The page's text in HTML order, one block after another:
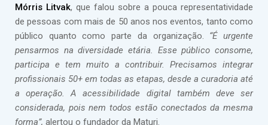
Mórris Litvak, que falou sobre a pouca representatividade
de pessoas com mais de 50 anos nos eventos, tanto como
público quanto como parte da organização. “É urgente
pensarmos na diversidade etária. Esse público consome,
participa e tem muito a contribuir. Precisamos integrar
profissionais 50+ em todas as etapas, desde a curadoria até
a operação. A acessibilidade digital também deve ser
considerada, pois nem todos estão conectados da mesma
forma”, alertou o fundador da Maturi.